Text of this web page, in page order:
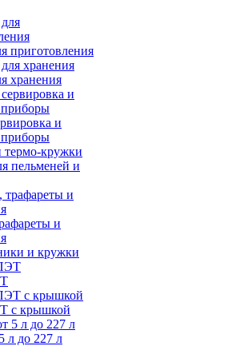
приготовления
хранения
и
термо-кружки
пельменей и
и
и кружки
с крышкой
л до 227 л